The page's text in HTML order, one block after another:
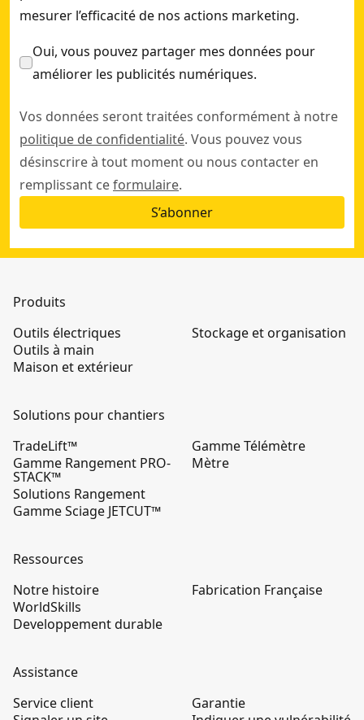
mesurer l’efficacité de nos actions marketing.
Oui, vous pouvez partager mes données pour
améliorer les publicités numériques.
Vos données seront traitées conformément à notre
politique de confidentialité. Vous pouvez vous
désinscrire à tout moment ou nous contacter en
remplissant ceformulaire.
S’abonner
Produits
Outils électriques
Outils à main
Maison et extérieur
Stockage et organisation
Solutions pour chantiers
TradeLift™
Gamme Rangement PRO-
STACK™
Solutions Rangement
Gamme Sciage JETCUT™
Gamme Télémètre
Mètre
Ressources
Notre histoire
WorldSkills
Developpement durable
Fabrication Française
Assistance
Service client
Garantie